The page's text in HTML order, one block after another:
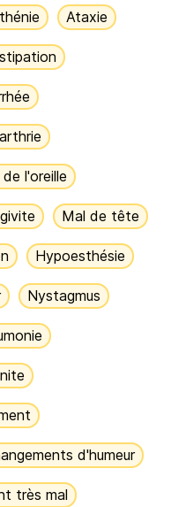
Ataxie
l'oreille
Mal de tête
Hypoesthésie
Nystagmus
d'humeur
très mal